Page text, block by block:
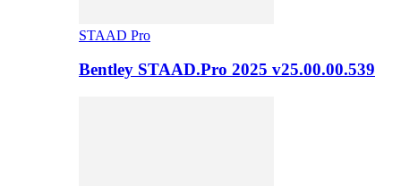
STAAD Pro
Bentley STAAD.Pro 2025 v25.00.00.539